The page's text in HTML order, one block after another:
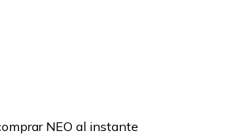
NEO al instante